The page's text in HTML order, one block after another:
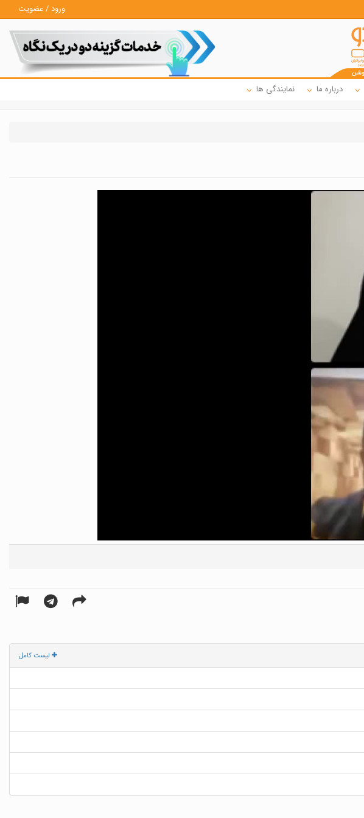
ورود / عضویت
درباره ما نمایندگی ها
لیست کامل